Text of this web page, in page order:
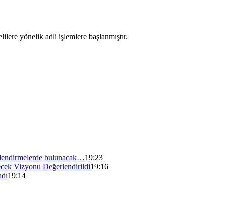
yönelik adli işlemlere başlanmıştır.
bulunacak…19:23
Vizyonu Değerlendirildi19:16
19:14